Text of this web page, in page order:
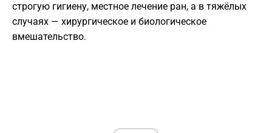
строгую гигиену, местное лечение ран, а в тяжёлых
случаях — хирургическое и биологическое
вмешательство.